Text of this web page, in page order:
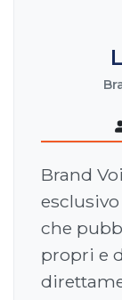
Brand
che
propri e